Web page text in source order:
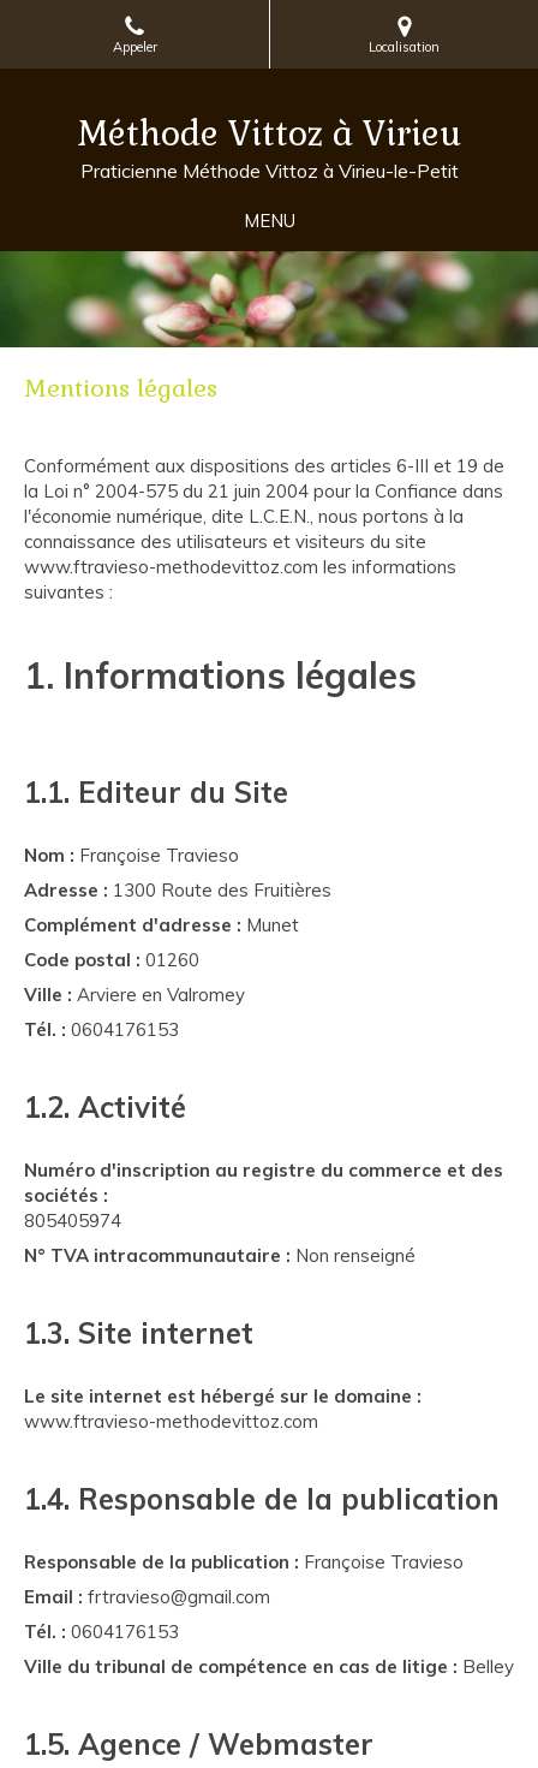
Appeler Localisation
Méthode Vittoz à Virieu
Praticienne Méthode Vittoz à Virieu-le-Petit
MENU
Mentions légales
Conformément aux dispositions des articles 6-III et 19 de
la Loi n° 2004-575 du 21 juin 2004 pour la Confiance dans
l'économie numérique, dite L.C.E.N., nous portons à la
connaissance des utilisateurs et visiteurs du site
www.ftravieso-methodevittoz.com les informations
suivantes :
1. Informations légales
1.1. Editeur du Site
Nom : Françoise Travieso
Adresse : 1300 Route des Fruitières
Complément d'adresse : Munet
Code postal : 01260
Ville : Arviere en Valromey
Tél. : 0604176153
1.2. Activité
Numéro d'inscription au registre du commerce et des
sociétés :
805405974
N° TVA intracommunautaire : Non renseigné
1.3. Site internet
Le site internet est hébergé sur le domaine :
www.ftravieso-methodevittoz.com
1.4. Responsable de la publication
Responsable de la publication : Françoise Travieso
Email : frtravieso@gmail.com
Tél. : 0604176153
Ville du tribunal de compétence en cas de litige : Belley
1.5. Agence / Webmaster